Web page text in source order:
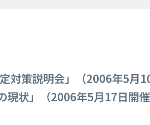
対策説明会」（2006年5
現状」（2006年5月17日開